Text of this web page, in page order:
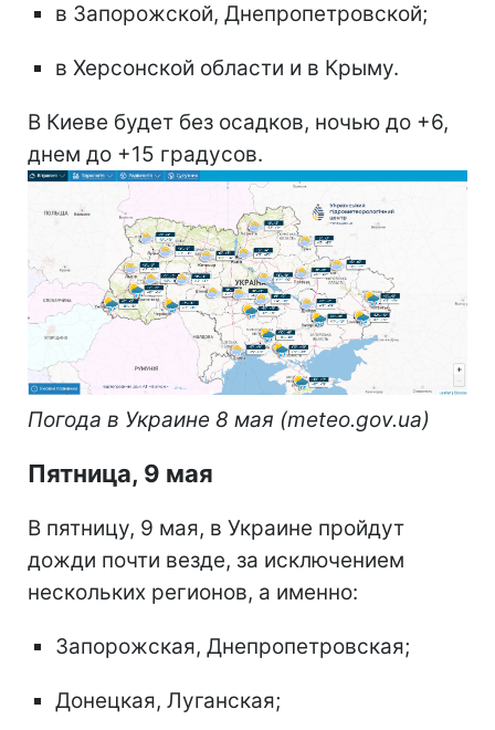
в Запорожской, Днепропетровской;
в Херсонской области и в Крыму.
В Киеве будет без осадков, ночью до +6,
днем до +15 градусов.
Погода в Украине 8 мая (meteo.gov.ua)
Пятница, 9 мая
В пятницу, 9 мая, в Украине пройдут
дожди почти везде, за исключением
нескольких регионов, а именно:
Запорожская, Днепропетровская;
Донецкая, Луганская;